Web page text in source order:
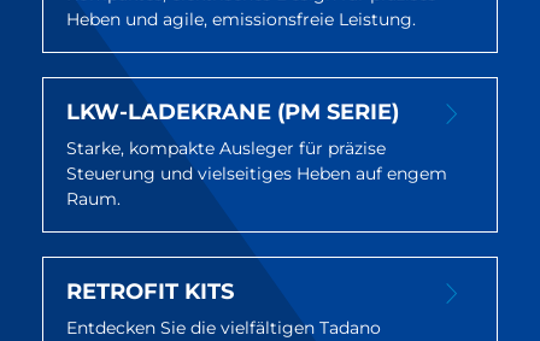
Heben und agile, emissionsfreie Leistung.
LKW-LADEKRANE (PM SERIE)
Starke, kompakte Ausleger für präzise
Steuerung und vielseitiges Heben auf engem
Raum.
RETROFIT KITS
Entdecken Sie die vielfältigen Tadano